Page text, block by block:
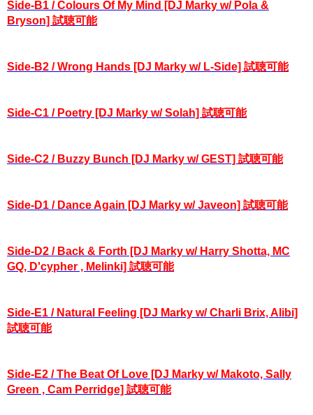
Side-B1 / Colours Of My Mind [DJ Marky w/ Pola &
Bryson] 試聴可能
Side-B2 / Wrong Hands [DJ Marky w/ L-Side] 試聴可能
Side-C1 / Poetry [DJ Marky w/ Solah] 試聴可能
Side-C2 / Buzzy Bunch [DJ Marky w/ GEST] 試聴可能
Side-D1 / Dance Again [DJ Marky w/ Javeon] 試聴可能
Side-D2 / Back & Forth [DJ Marky w/ Harry Shotta, MC
GQ, D'cypher , Melinki] 試聴可能
Side-E1 / Natural Feeling [DJ Marky w/ Charli Brix, Alibi]
試聴可能
Side-E2 / The Beat Of Love [DJ Marky w/ Makoto, Sally
Green , Cam Perridge] 試聴可能